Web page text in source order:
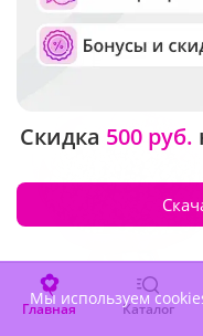
В наличии
2 120 ₽
Главная Каталог
Скидка 500 руб.
Мы используем